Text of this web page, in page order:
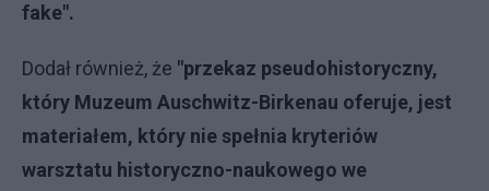
fake".
Dodał również, że "przekaz pseudohistoryczny,
który Muzeum Auschwitz-Birkenau oferuje, jest
materiałem, który nie spełnia kryteriów
warsztatu historyczno-naukowego we